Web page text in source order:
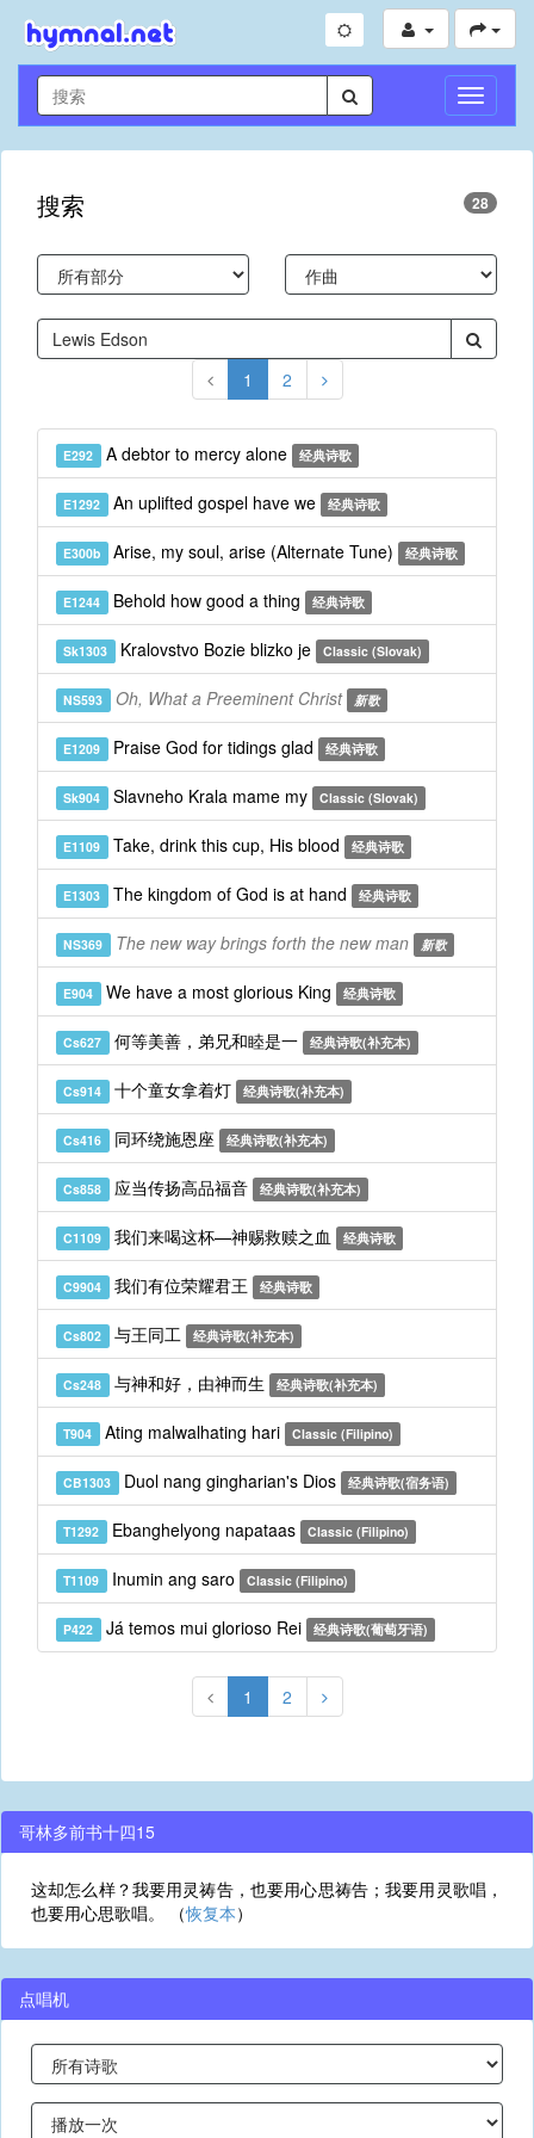
切
换
导
搜索 28
1 2
E292 A debtor to mercy alone 经典诗歌
E1292 An uplifted gospel have we 经典诗歌
E300b Arise, my soul, arise (Alternate Tune) 经典诗歌
E1244 Behold how good a thing 经典诗歌
Sk1303 Kralovstvo Bozie blizko je Classic (Slovak)
NS593 Oh, What a Preeminent Christ 新歌
E1209 Praise God for tidings glad 经典诗歌
Sk904 Slavneho Krala mame my Classic (Slovak)
E1109 Take, drink this cup, His blood 经典诗歌
E1303 The kingdom of God is at hand 经典诗歌
NS369 The new way brings forth the new man 新歌
E904 We have a most glorious King 经典诗歌
Cs627 何等美善，弟兄和睦是一 经典诗歌(补充本)
Cs914 十个童女拿着灯 经典诗歌(补充本)
Cs416 同环绕施恩座 经典诗歌(补充本)
Cs858 应当传扬高品福音 经典诗歌(补充本)
C1109 我们来喝这杯—神赐救赎之血 经典诗歌
C9904 我们有位荣耀君王 经典诗歌
Cs802 与王同工 经典诗歌(补充本)
Cs248 与神和好，由神而生 经典诗歌(补充本)
T904 Ating malwalhating hari Classic (Filipino)
CB1303 Duol nang gingharian's Dios 经典诗歌(宿务语)
T1292 Ebanghelyong napataas Classic (Filipino)
T1109 Inumin ang saro Classic (Filipino)
P422 Já temos mui glorioso Rei 经典诗歌(葡萄牙语)
1 2
哥林多前书十四15
这却怎么样？我要用灵祷告，也要用心思祷告；我要用灵歌唱，
也要用心思歌唱。 （恢复本）
点唱机